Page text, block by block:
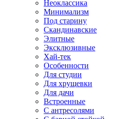
Неоклассика
Минимализм
Под старину
Скандинавские
Элитные
Эксклюзивные
Хай-тек
Особенности
Для студии
Для хрущевки
Для дачи
Встроенные
С антресолями